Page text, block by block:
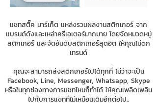
แชทสติ๊ค มาร์เก็ต แหล่งรวมผลงานสติกเกอร์ จาก
แบรนด์ดังและเหล่าครีเอเตอร์มากมาย โดยจัดหมวดหมู่
สติกเกอร์ และจัดอันดับสติกเกอร์สุดฮิต ให้คุณไม่ตก
เทรนด์
คุณจะสามารถส่งสติกเกอร์ไปได้ทุกที่ ไม่ว่าจะเป็น
Facebook, Line, Messenger, Whatsapp, Skype
หรือในทุกช่องทางการแชทไหนก็ทำได้ ให้คุณเพลิดเพลิน
ไปกับการแชทที่ไม่เหมือนเดิมอีกต่อไป..